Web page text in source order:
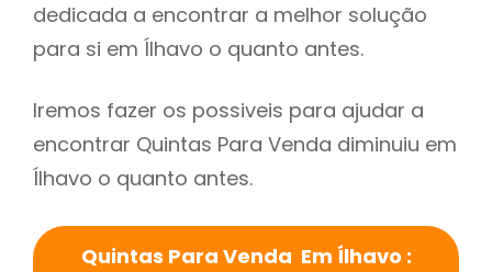
dedicada a encontrar a melhor solução
para si em Ílhavo o quanto antes.
Iremos fazer os possiveis para ajudar a
encontrar Quintas Para Venda diminuiu em
Ílhavo o quanto antes.
Quintas Para Venda Em Ílhavo :